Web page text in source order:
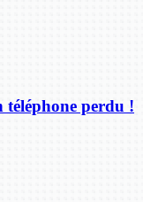
téléphone perdu !